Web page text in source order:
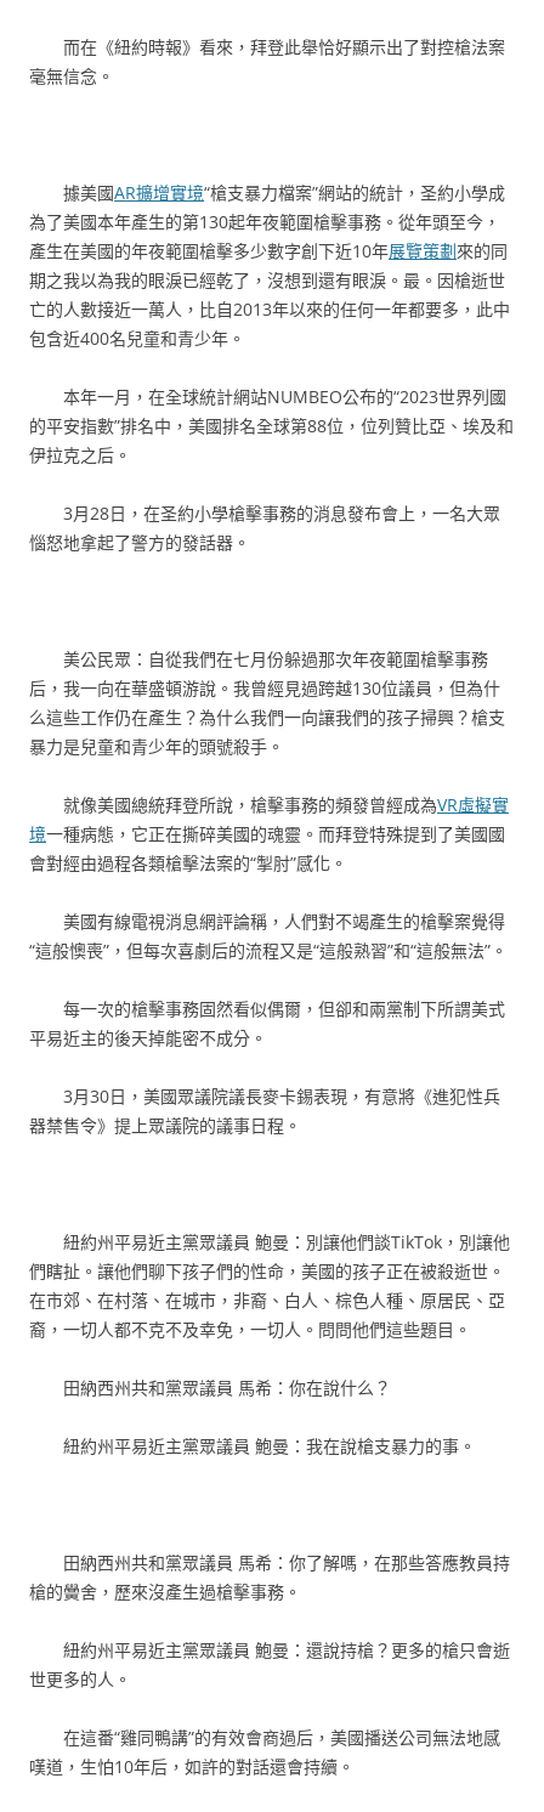
而在《紐約時報》看來，拜登此舉恰好顯示出了對控槍法案
毫無信念。
據美國AR擴增實境“槍支暴力檔案”網站的統計，圣約小學成
為了美國本年產生的第130起年夜範圍槍擊事務。從年頭至今，
產生在美國的年夜範圍槍擊多少數字創下近10年展覽策劃來的同
期之我以為我的眼淚已經乾了，沒想到還有眼淚。最。因槍逝世
亡的人數接近一萬人，比自2013年以來的任何一年都要多，此中
包含近400名兒童和青少年。
本年一月，在全球統計網站NUMBEO公布的“2023世界列國
的平安指數”排名中，美國排名全球第88位，位列贊比亞、埃及和
伊拉克之后。
3月28日，在圣約小學槍擊事務的消息發布會上，一名大眾
惱怒地拿起了警方的發話器。
美公民眾：自從我們在七月份躲過那次年夜範圍槍擊事務
后，我一向在華盛頓游說。我曾經見過跨越130位議員，但為什
么這些工作仍在產生？為什么我們一向讓我們的孩子掃興？槍支
暴力是兒童和青少年的頭號殺手。
就像美國總統拜登所說，槍擊事務的頻發曾經成為VR虛擬實
境一種病態，它正在撕碎美國的魂靈。而拜登特殊提到了美國國
會對經由過程各類槍擊法案的“掣肘”感化。
美國有線電視消息網評論稱，人們對不竭產生的槍擊案覺得
“這般懊喪”，但每次喜劇后的流程又是“這般熟習”和“這般無法”。
每一次的槍擊事務固然看似偶爾，但卻和兩黨制下所謂美式
平易近主的後天掉能密不成分。
3月30日，美國眾議院議長麥卡錫表現，有意將《進犯性兵
器禁售令》提上眾議院的議事日程。
紐約州平易近主黨眾議員 鮑曼：別讓他們談TikTok，別讓他
們瞎扯。讓他們聊下孩子們的性命，美國的孩子正在被殺逝世。
在市郊、在村落、在城市，非裔、白人、棕色人種、原居民、亞
裔，一切人都不克不及幸免，一切人。問問他們這些題目。
田納西州共和黨眾議員 馬希：你在說什么？
紐約州平易近主黨眾議員 鮑曼：我在說槍支暴力的事。
田納西州共和黨眾議員 馬希：你了解嗎，在那些答應教員持
槍的黌舍，歷來沒產生過槍擊事務。
紐約州平易近主黨眾議員 鮑曼：還說持槍？更多的槍只會逝
世更多的人。
在這番“雞同鴨講”的有效會商過后，美國播送公司無法地感
嘆道，生怕10年后，如許的對話還會持續。